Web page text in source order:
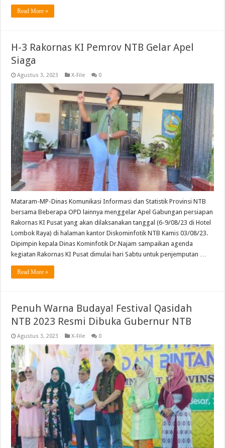
Read More »
H-3 Rakornas KI Pemrov NTB Gelar Apel
Siaga
Agustus 3, 2023 X-File 0
Mataram-MP-Dinas Komunikasi Informasi dan Statistik Provinsi NTB
bersama Beberapa OPD lainnya menggelar Apel Gabungan persiapan
Rakornas KI Pusat yang akan dilaksanakan tanggal (6-9/08/23 di Hotel
Lombok Raya) di halaman kantor Diskominfotik NTB Kamis 03/08/23.
Dipimpin kepala Dinas Kominfotik Dr.Najam sampaikan agenda
kegiatan Rakornas KI Pusat dimulai hari Sabtu untuk penjemputan …
Read More »
Penuh Warna Budaya! Festival Qasidah
NTB 2023 Resmi Dibuka Gubernur NTB
Agustus 3, 2023 X-File 0